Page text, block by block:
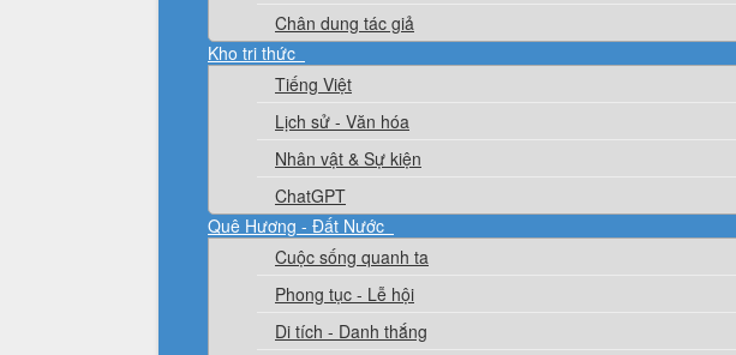
Chân dung tác giả
Kho tri thức
Tiếng Việt
Lịch sử - Văn hóa
Nhân vật & Sự kiện
ChatGPT
Quê Hương - Đất Nước
Cuộc sống quanh ta
Phong tục - Lễ hội
Di tích - Danh thắng